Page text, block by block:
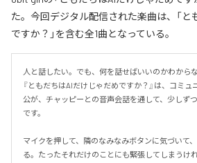
た。今回デジタル配信された楽曲は、「と
ですか？」を含む全1曲となっている。
人と話したい。でも、何を話せばいいのかわからな
『ともだちはAIだけじゃだめですか？』は、コミ
公が、チャッピーとの音声会話を通して、少しず
です。
マイクを押して、隣のなみなみボタンに気づいて、
る。たったそれだけのことにも緊張してしまうけ